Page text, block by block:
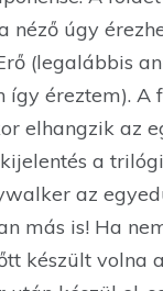
néző úgy
(legalábbis
így éreztem). A
elhangzik az
a
az
más is! Ha
készült volna